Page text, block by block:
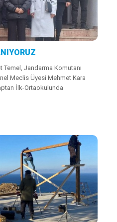
Temel, Jandarma Komutanı
Meclis Üyesi Mehmet Kara
İlk-Ortaokulunda